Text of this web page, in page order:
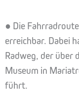
● Die
erreichbar. Dabei
Radweg, der über
Museum in
führt.